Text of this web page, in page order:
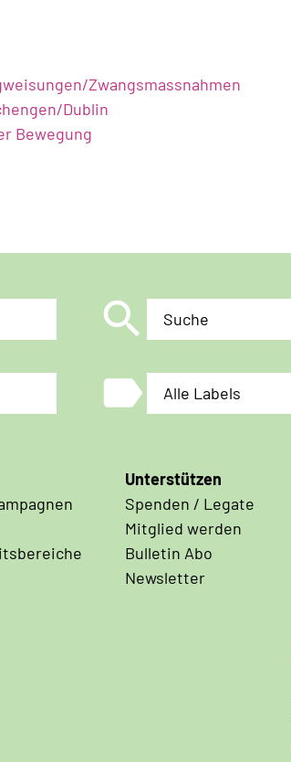
Zwangsmassnahmen
Dublin
Bewegung
search Suche
label Alle Labels
Unterstützen
Spenden / Legate
Mitglied werden
Bulletin Abo
Newsletter